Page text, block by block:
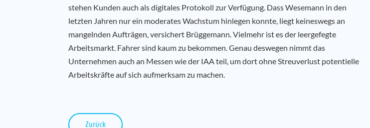
stehen Kunden auch als digitales Protokoll zur Verfügung. Dass Wesemann in den
letzten Jahren nur ein moderates Wachstum hinlegen konnte, liegt keineswegs an
mangelnden Aufträgen, versichert Brüggemann. Vielmehr ist es der leergefegte
Arbeitsmarkt. Fahrer sind kaum zu bekommen. Genau deswegen nimmt das
Unternehmen auch an Messen wie der IAA teil, um dort ohne Streuverlust potentielle
Arbeitskräfte auf sich aufmerksam zu machen.
Zurück